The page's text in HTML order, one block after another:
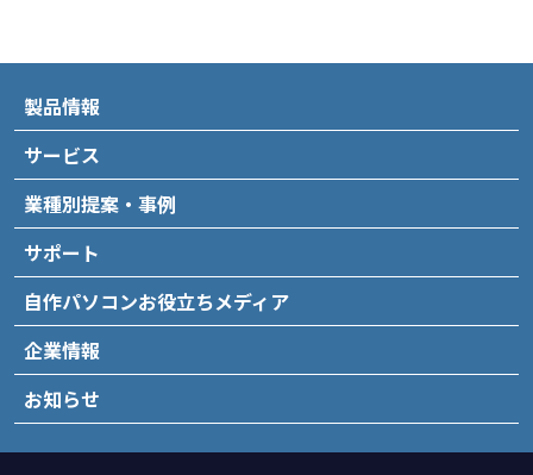
製品情報
サービス
業種別提案・事例
サポート
自作パソコンお役立ちメディア
企業情報
お知らせ